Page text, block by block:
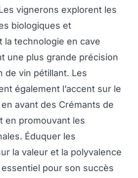
vignerons explorent les
biologiques et
la technologie en cave
une plus grande précision
de vin pétillant. Les
également l’accent sur le
avant des Crémants de
en promouvant les
Éduquer les
la valeur et la polyvalence
pour son succès